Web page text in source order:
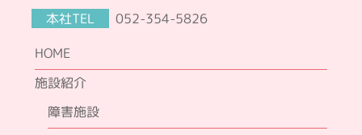
本社TEL
052-354-5826
HOME
施設紹介
障害施設